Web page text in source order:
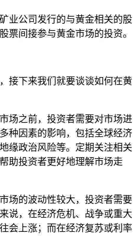
业公司发行的与黄金相关的股
票间接参与黄金市场的投资。
接下来我们就要谈谈如何在黄
场之前，投资者需要对市场进
种因素的影响，包括全球经济
缘政治风险等。定期关注相关
助投资者更好地理解市场走
场的波动性较大，投资者需要
说，在经济危机、战争或重大
会上涨；而在经济复苏或利率